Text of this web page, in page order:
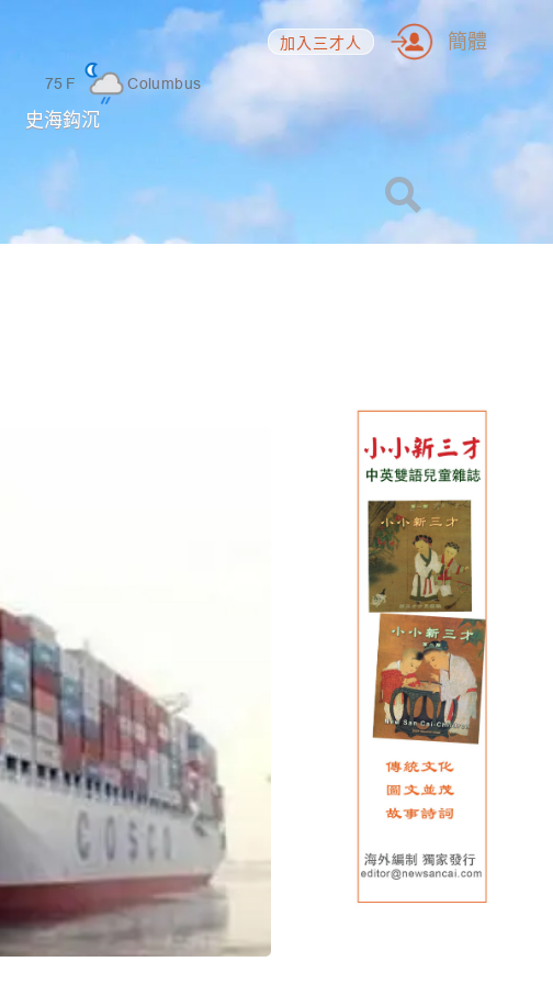
75 F Columbus
史海鈎沉
加入三才人 簡體